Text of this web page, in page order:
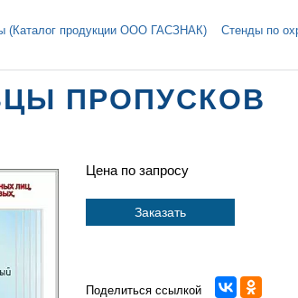
(Каталог продукции ООО ГАСЗНАК) Стенды по
ПРОПУСКОВ
Цена по запросу
Заказать
Поделиться ссылкой